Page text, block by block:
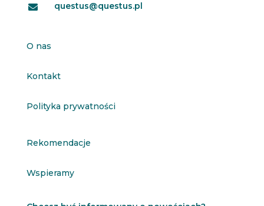
 questus@questus.pl
O nas
Kontakt
Polityka prywatności
Rekomendacje
Wspieramy